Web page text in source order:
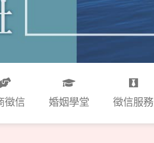
徵信 婚姻學堂 徵信服務